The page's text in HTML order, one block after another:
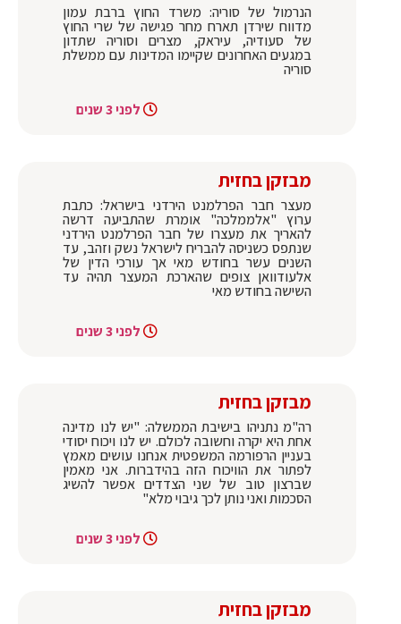
הנרמול של סוריה: משרד החוץ ברבת עמון
מדווח שירדן תארח מחר פגישה של שרי החוץ
של סעודיה, עיראק, מצרים וסוריה שתדון
במגעים האחרונים שקיימו המדינות עם ממשלת
סוריה
לפני 3 שנים
מבזקן בחזית
מעצר חבר הפרלמנט הירדני בישראל: כתבת
ערוץ "אלממלכה" אומרת שהתביעה דרשה
להאריך את מעצרו של חבר הפרלמנט הירדני
שנתפס כשניסה להבריח לישראל נשק וזהב, עד
השנים עשר בחודש מאי אך עורכי הדין של
אלעודוואן צופים שהארכת המעצר תהיה עד
השישה בחודש מאי
לפני 3 שנים
מבזקן בחזית
רה"מ נתניהו בישיבת הממשלה: "יש לנו מדינה
אחת היא יקרה וחשובה לכולם. יש לנו ויכוח יסודי
בעניין הרפורמה המשפטית אנחנו עושים מאמץ
לפתור את הוויכוח הזה בהידברות. אני מאמין
שברצון טוב של שני הצדדים אפשר להשיג
הסכמות ואני נותן לכך גיבוי מלא"
לפני 3 שנים
מבזקן בחזית